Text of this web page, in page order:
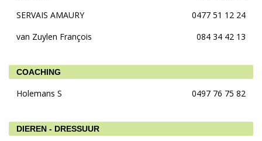
SERVAIS AMAURY
0477 51 12 24
van Zuylen François
084 34 42 13
COACHING
Holemans S 0497 76 75 82
DIEREN - DRESSUUR